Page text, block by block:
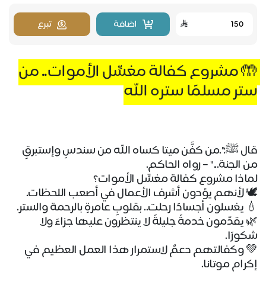
اضافة تبرع
🤲
ستر مسلمًا ستره الله
من الجنة..." – رواه الحاكم.
لماذا مشروع كفالة مغسِّل الأموات؟
🕊 لأنهم يؤدون أشرف الأعمال في أصعب اللحظات.
💧 يغسلون أجسادًا رحلت.. بقلوبٍ عامرةٍ بالرحمة والستر.
🌿
شكورًا.
💚